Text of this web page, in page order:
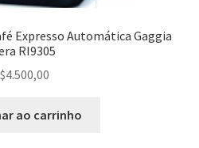
Expresso Automática Gaggia
RI9305
4.500,00
ao carrinho